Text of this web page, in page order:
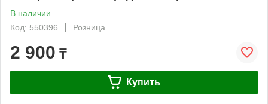
В наличии
Код: 550396
Розница
2 900 ₸
Купить